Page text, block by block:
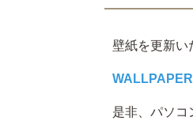
壁紙を更新い
WALLPAPER
是非、パソコ